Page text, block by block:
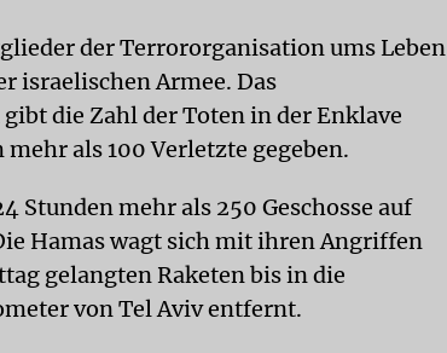
der Terrororganisation ums Leben
israelischen Armee. Das
die Zahl der Toten in der Enklave
als 100 Verletzte gegeben.
mehr als 250 Geschosse auf
Hamas wagt sich mit ihren Angriffen
gelangten Raketen bis in die
von Tel Aviv entfernt.